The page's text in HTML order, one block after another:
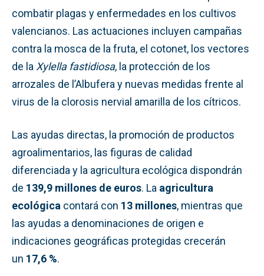
combatir plagas y enfermedades en los cultivos
valencianos. Las actuaciones incluyen campañas
contra la mosca de la fruta, el cotonet, los vectores
de la Xylella fastidiosa, la protección de los
arrozales de l’Albufera y nuevas medidas frente al
virus de la clorosis nervial amarilla de los cítricos.
Las ayudas directas, la promoción de productos
agroalimentarios, las figuras de calidad
diferenciada y la agricultura ecológica dispondrán
de 139,9 millones de euros. La agricultura
ecológica contará con 13 millones, mientras que
las ayudas a denominaciones de origen e
indicaciones geográficas protegidas crecerán
un 17,6 %.